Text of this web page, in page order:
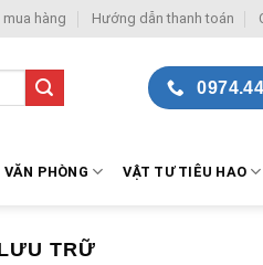
hàng Hướng dẫn thanh toán
PHÒNG VẬT TƯ TIÊU HAO
TRỮ